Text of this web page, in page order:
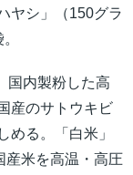
ヤシ」（150グラ
国内製粉した高
産のサトウキビ
める。「白米」
産米を高温・高圧